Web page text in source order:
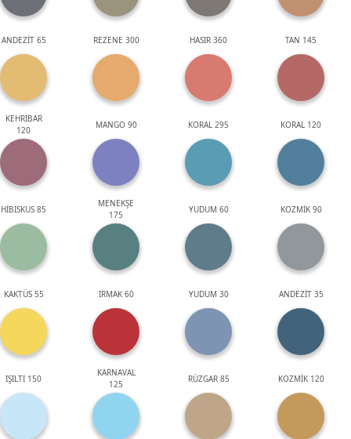
ANDEZİT 65 REZENE 300 HASIR 360 TAN 145
KEHRİBAR
120
MANGO 90 KORAL 295 KORAL 120
HİBİSKUS 85
MENEKŞE
175
YUDUM 60 KOZMİK 90
KAKTÜS 55 IRMAK 60 YUDUM 30 ANDEZİT 35
IŞILTI 150
KARNAVAL
125
RÜZGAR 85 KOZMİK 120